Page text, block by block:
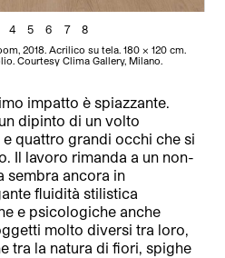
4 5 6 7 8
2018. Acrilico su tela. 180 × 120 cm.
Courtesy Clima Gallery, Milano.
impatto è spiazzante.
dipinto di un volto
quattro grandi occhi che si
Il lavoro rimanda a un non-
sembra ancora in
fluidità stilistica
e psicologiche anche
molto diversi tra loro,
tra la natura di fiori, spighe